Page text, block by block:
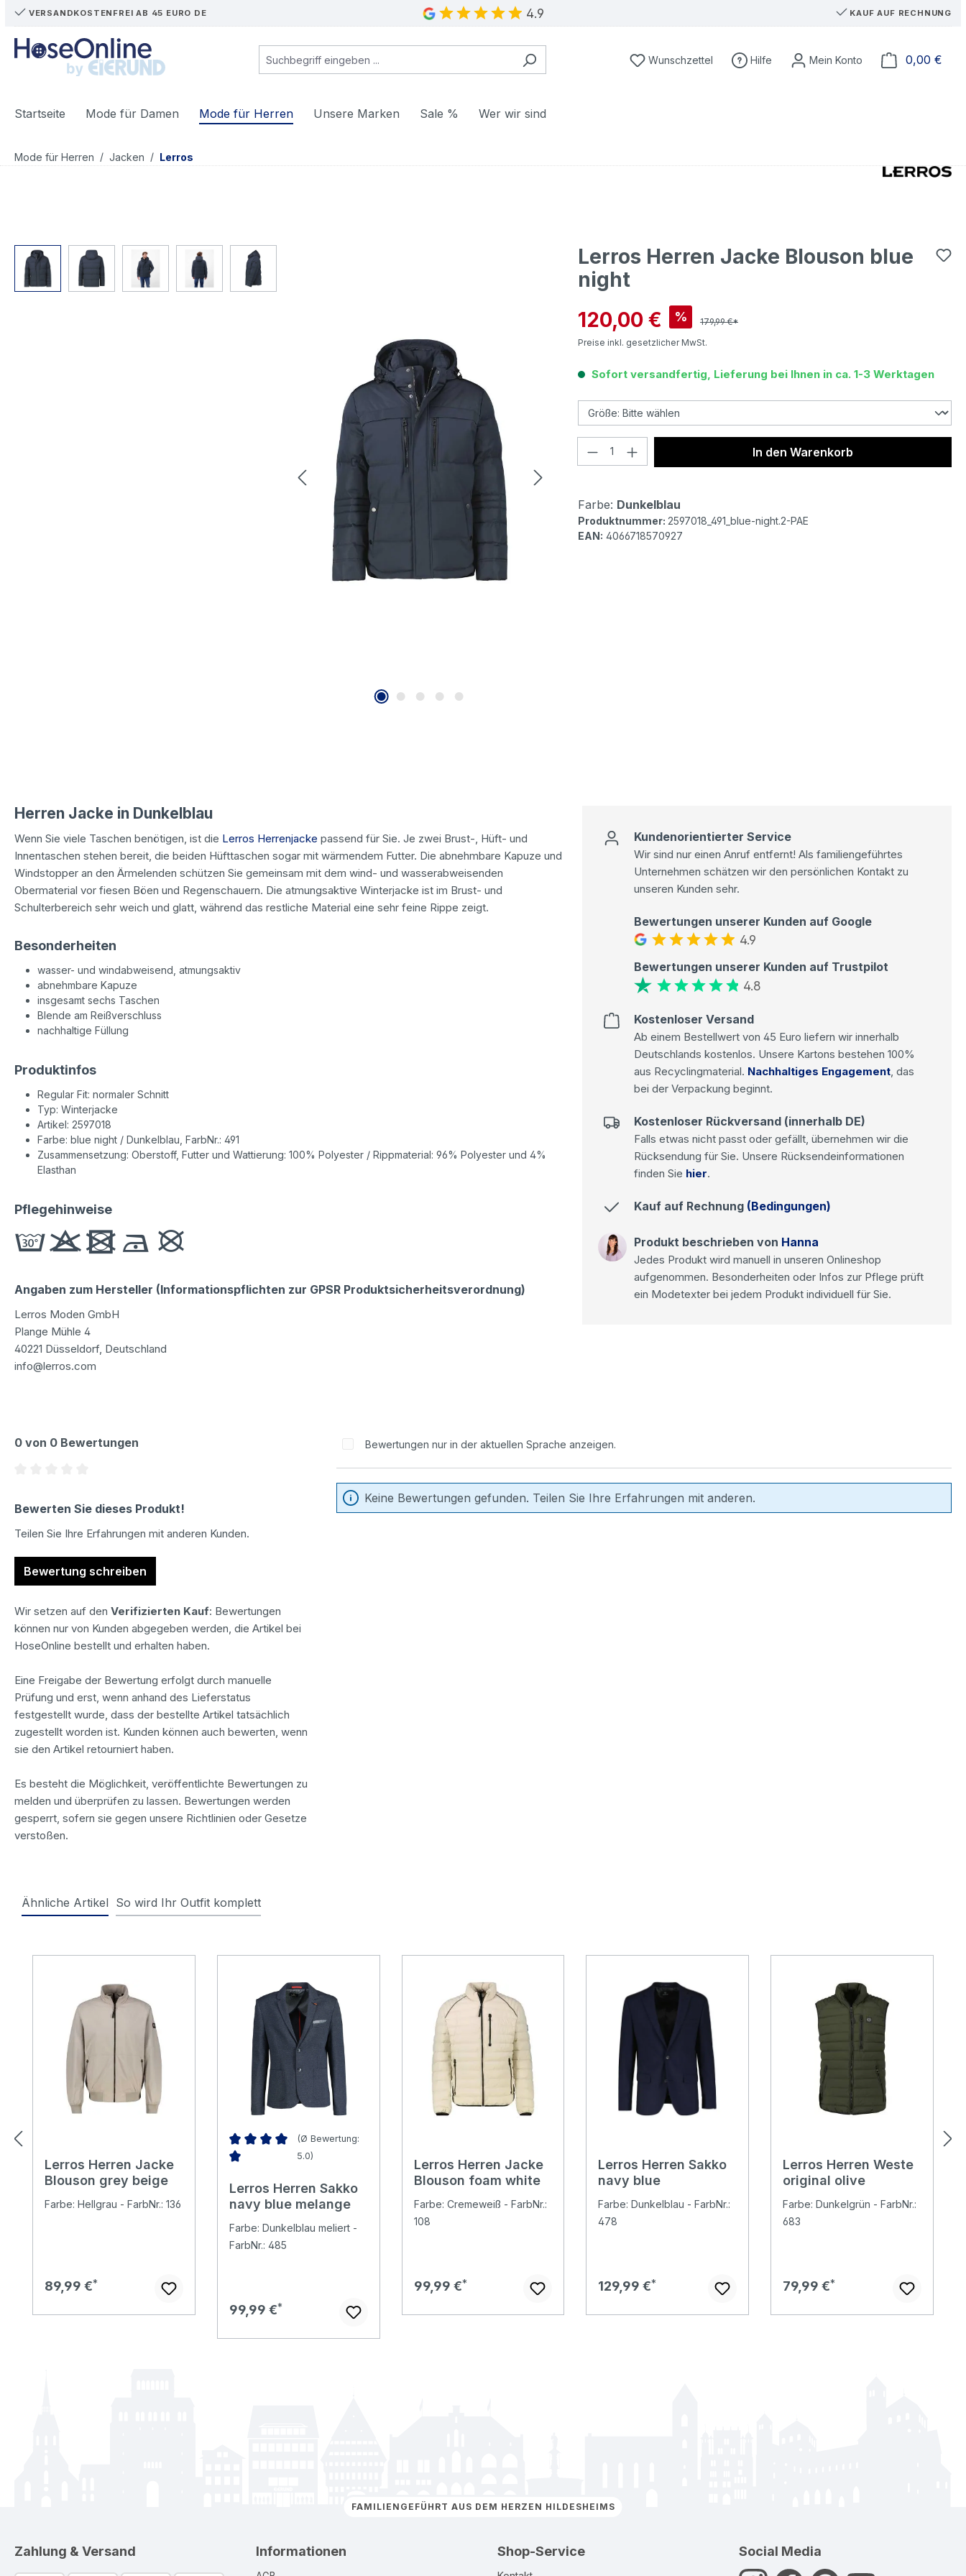
Hauptinhalt springen
Zur Suche springen
Zur Hauptnavigation springen
VERSANDKOSTENFREI AB 45 EURO DE 4.9 KAUF AUF RECHNUNG
Du hast 0 Produkte auf dem Merkzettel
Wunschzettel Hilfe 0,00 €
Startseite Mode für Damen Mode für Herren Unsere Marken Sale % Wer wir sind
Mode für Herren / Jacken / Lerros
Bildergalerie überspringen
Lerros Herren Jacke Blouson blue
night
Verkaufspreis:
120,00 € %
179,99 €*
Preise inkl. gesetzlicher MwSt.
Sofort versandfertig, Lieferung bei Ihnen in ca. 1-3 Werktagen
Produkt Anzahl: Gib den gewünschten Wert
In den Warenkorb
Farbe: Dunkelblau
Produktnummer: 2597018_491_blue-night.2-PAE
EAN: 4066718570927
Herren Jacke in Dunkelblau
Wenn Sie viele Taschen benötigen, ist die Lerros Herrenjacke passend für Sie. Je zwei Brust-, Hüft- und
Innentaschen stehen bereit, die beiden Hüfttaschen sogar mit wärmendem Futter. Die abnehmbare Kapuze und
Windstopper an den Ärmelenden schützen Sie gemeinsam mit dem wind- und wasserabweisenden
Obermaterial vor fiesen Böen und Regenschauern. Die atmungsaktive Winterjacke ist im Brust- und
Schulterbereich sehr weich und glatt, während das restliche Material eine sehr feine Rippe zeigt.
Besonderheiten
wasser- und windabweisend, atmungsaktiv
abnehmbare Kapuze
insgesamt sechs Taschen
Blende am Reißverschluss
nachhaltige Füllung
Produktinfos
Regular Fit: normaler Schnitt
Typ: Winterjacke
Artikel: 2597018
Farbe: blue night / Dunkelblau, FarbNr.: 491
Zusammensetzung: Oberstoff, Futter und Wattierung: 100% Polyester / Rippmaterial: 96% Polyester und 4%
Elasthan
Pflegehinweise
Angaben zum Hersteller (Informationspflichten zur GPSR Produktsicherheitsverordnung)
Lerros Moden GmbH
Plange Mühle 4
40221 Düsseldorf, Deutschland
info@lerros.com
Kundenorientierter Service
Wir sind nur einen Anruf entfernt! Als familiengeführtes
Unternehmen schätzen wir den persönlichen Kontakt zu
unseren Kunden sehr.
Bewertungen unserer Kunden auf Google
4.9
Bewertungen unserer Kunden auf Trustpilot
4.8
Kostenloser Versand
Ab einem Bestellwert von 45 Euro liefern wir innerhalb
Deutschlands kostenlos. Unsere Kartons bestehen 100%
aus Recyclingmaterial. Nachhaltiges Engagement, das
bei der Verpackung beginnt.
Kostenloser Rückversand (innerhalb DE)
Falls etwas nicht passt oder gefällt, übernehmen wir die
Rücksendung für Sie. Unsere Rücksendeinformationen
finden Sie hier.
Kauf auf Rechnung (Bedingungen)
Produkt beschrieben von Hanna
Jedes Produkt wird manuell in unseren Onlineshop
aufgenommen. Besonderheiten oder Infos zur Pflege prüft
ein Modetexter bei jedem Produkt individuell für Sie.
0 von 0 Bewertungen
Bewerten Sie dieses Produkt!
Teilen Sie Ihre Erfahrungen mit anderen Kunden.
Bewertung schreiben
Wir setzen auf den Verifizierten Kauf: Bewertungen
können nur von Kunden abgegeben werden, die Artikel bei
HoseOnline bestellt und erhalten haben.
Eine Freigabe der Bewertung erfolgt durch manuelle
Prüfung und erst, wenn anhand des Lieferstatus
festgestellt wurde, dass der bestellte Artikel tatsächlich
zugestellt worden ist. Kunden können auch bewerten, wenn
sie den Artikel retourniert haben.
Es besteht die Möglichkeit, veröffentlichte Bewertungen zu
melden und überprüfen zu lassen. Bewertungen werden
gesperrt, sofern sie gegen unsere Richtlinien oder Gesetze
verstoßen.
Bewertungen nur in der aktuellen Sprache anzeigen.
Keine Bewertungen gefunden. Teilen Sie Ihre Erfahrungen mit anderen.
Ähnliche Artikel So wird Ihr Outfit komplett
Lerros Herren Jacke
Blouson grey beige
Farbe: Hellgrau - FarbNr.: 136
Regulärer Preis:
89,99 €
Durchschnittliche Bewertung von 5 von 5 Sternen
(Ø Bewertung:
5.0)
Lerros Herren Sakko
navy blue melange
Farbe: Dunkelblau meliert -
FarbNr.: 485
Regulärer Preis:
99,99 €
Lerros Herren Jacke
Blouson foam white
Farbe: Cremeweiß - FarbNr.:
108
Regulärer Preis:
99,99 €
Lerros Herren Sakko
navy blue
Farbe: Dunkelblau - FarbNr.:
478
Regulärer Preis:
129,99 €
Lerros Herren Weste
original olive
Farbe: Dunkelgrün - FarbNr.:
683
Regulärer Preis:
79,99 €
FAMILIENGEFÜHRT AUS DEM HERZEN HILDESHEIMS
Zahlung & Versand Informationen Shop-Service Social Media